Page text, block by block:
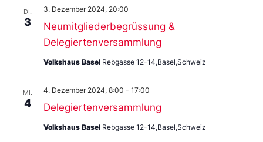
DI.
3
Neumitgliederbegrüssung &
Delegiertenversammlung
3. Dezember 2024, 20:00
Volkshaus Basel Rebgasse 12-14,Basel,Schweiz
MI.
4 Delegiertenversammlung
4. Dezember 2024, 8:00 - 17:00
Volkshaus Basel Rebgasse 12-14,Basel,Schweiz